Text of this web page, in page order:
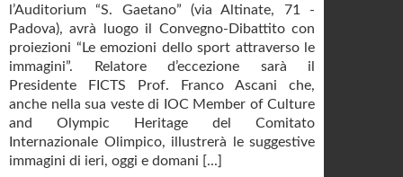
l’Auditorium “S. Gaetano” (via Altinate, 71 -
Padova), avrà luogo il Convegno-Dibattito con
proiezioni “Le emozioni dello sport attraverso le
immagini”. Relatore d’eccezione sarà il
Presidente FICTS Prof. Franco Ascani che,
anche nella sua veste di IOC Member of Culture
and Olympic Heritage del Comitato
Internazionale Olimpico, illustrerà le suggestive
immagini di ieri, oggi e domani [...]